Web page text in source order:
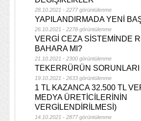
28.10.2021 - 2277 görüntülenme
YAPILANDIRMADA YENİ
26.10.2021 - 2278 görüntülenme
VERGİ CEZA SİSTEMİNDE
BAHARA MI?
21.10.2021 - 2300 görüntülenme
TEKERRÜRÜN
19.10.2021 - 2633 görüntülenme
1 TL KAZANCA 32.500 TL
MEDYA ÜRETİCİLERİNİN
VERGİLENDİRİLMESİ)
14.10.2021 - 2877 görüntülenme